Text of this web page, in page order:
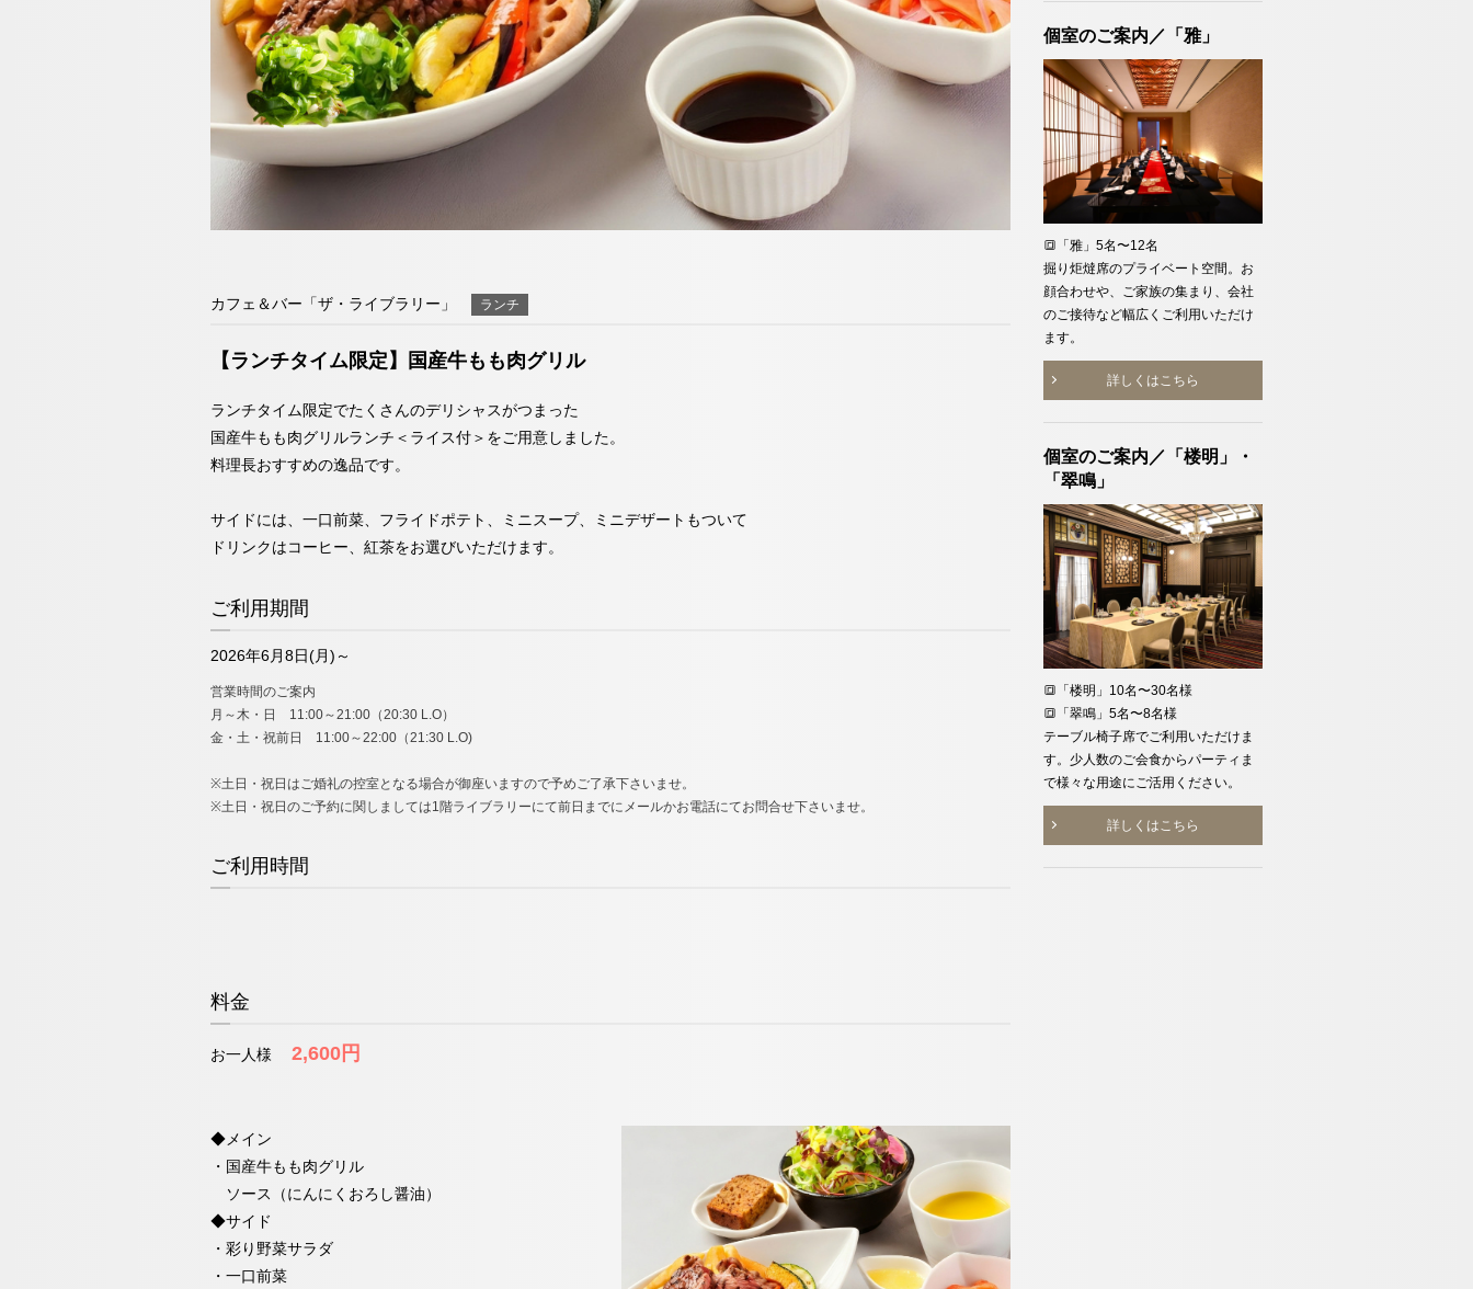
カフェ＆バー「ザ・ライブラリー」 ランチ
【ランチタイム限定】国産牛もも肉グリル
ランチタイム限定でたくさんのデリシャスがつまった
国産牛もも肉グリルランチ＜ライス付＞をご用意しました。
料理長おすすめの逸品です。
サイドには、一口前菜、フライドポテト、ミニスープ、ミニデザートもついて
ドリンクはコーヒー、紅茶をお選びいただけます。
ご利用期間
2026年6月8日(月)～
営業時間のご案内
月～木・日 11:00～21:00（20:30 L.O）
金・土・祝前日 11:00～22:00（21:30 L.O)
※土日・祝日はご婚礼の控室となる場合が御座いますので予めご了承下さいませ。
​※土日・祝日のご予約に関しましては1階ライブラリーにて前日までにメールかお電話にてお問合せ下さいませ。
ご利用時間
料金
お一人様 2,600円
◆メイン
・国産牛もも肉グリル
ソース（にんにくおろし醤油）
◆サイド
・彩り野菜サラダ
・一口前菜
個室のご案内／「雅」
🔳「雅」5名〜12名
掘り炬燵席のプライベート空間。お
顔合わせや、ご家族の集まり、会社
のご接待など幅広くご利用いただけ
ます。
詳しくはこちら
個室のご案内／「楼明」・
「翠鳴」
🔳「楼明」10名〜30名様
🔳「翠鳴」5名〜8名様
テーブル椅子席でご利用いただけま
す。少人数のご会食からパーティま
で様々な用途にご活用ください。
詳しくはこちら
Reservation
レストラン予約
日本料理「隨縁亭」
ネットで予約する
TEL075-212-3950
宿泊検索 航空券＋宿泊検索 新幹線・JR＋宿泊検索
チェックイン日がお決まりの方
1室